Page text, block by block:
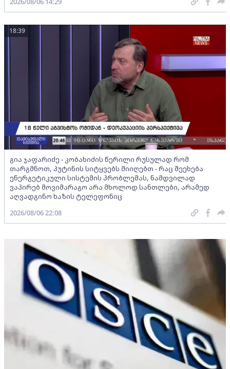
გია ჯაფარიძე - კობახიძის წერილი რუსულად რომ
თარგმნოთ, პუტინის სიტყვებს მიიღებთ - რაც შეეხება
ენერგეტიკული სისტემის პრობლემას, ნამდვილად
ვაპირებ მოვიმარაგო არა მხოლოდ სანთლები, არამედ
აღვადგინო ხაზის ტელეფონიც
18:39
2026/08/06 22:08